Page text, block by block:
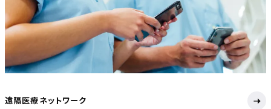
遠隔医療ネットワーク